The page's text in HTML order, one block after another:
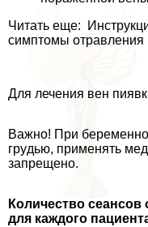
Читать еще:
симптомы отравления
Для лечения вен
Важно! При
гpyдью, применять
запрещено.
Количество
для каждого